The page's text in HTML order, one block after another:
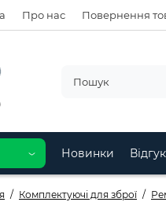
Про нас Повернення
Новинки
Комплектуючі для зброї